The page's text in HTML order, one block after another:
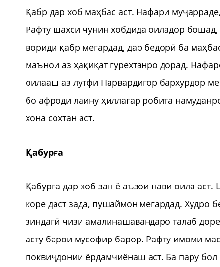
Қабр дар хоб маҳбас аст. Нафари
Рафту шахси чунин хобдида оиладор
вориди қабр мегардад, дар бедорӣ ба
маънои аз ҳақиқат гурехтанро дорад.
оилааш аз лутфи Парвардигор бархурдор
бо афроди лаину ҳиллагар робита
хона сохтан аст.
Қабурға
Қабурға дар хоб зан ё аъзои нави оила
коре даст зада, пушаймон мегардад. Худро
зиндагӣ чизи амалинашавандаро талаб
асту барои мусофир барор. Рафту имоми
поквиҷдонии ёрдамчиёнаш аст. Ба пару